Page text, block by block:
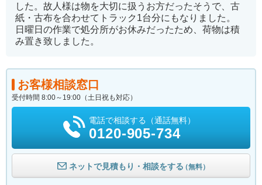
した。故人様は物を大切に扱うお方だったそうで、古
紙・古布を合わせてトラック1台分にもなりました。
日曜日の作業で処分所がお休みだったため、荷物は積
み置き致しました。
お客様相談窓口
受付時間 8:00～19:00（土日祝も対応）
電話で相談する（通話無料）
0120-905-734
ネットで見積もり・相談をする（無料）